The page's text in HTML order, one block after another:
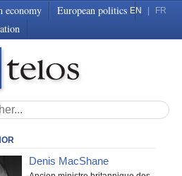
economy
European politics EN FR
Denis MacShane